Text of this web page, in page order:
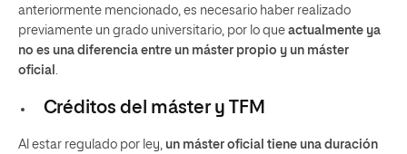
anteriormente mencionado, es necesario haber realizado
previamente un grado universitario, por lo que actualmente ya
no es una diferencia entre un máster propio y un máster
oficial .
Créditos del máster y TFM
Al estar regulado por ley, un máster oficial tiene una duración